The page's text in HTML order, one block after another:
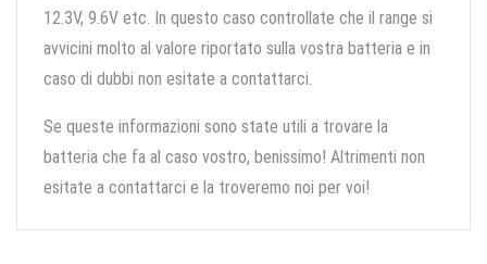
12.3V, 9.6V etc. In questo caso controllate che il range si
avvicini molto al valore riportato sulla vostra batteria e in
caso di dubbi non esitate a contattarci.
Se queste informazioni sono state utili a trovare la
batteria che fa al caso vostro, benissimo! Altrimenti non
esitate a contattarci e la troveremo noi per voi!